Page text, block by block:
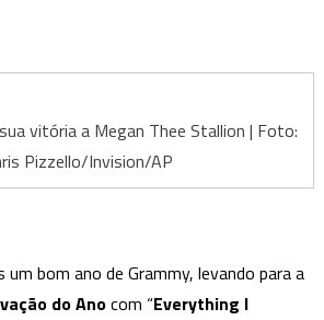
vitória a Megan Thee Stallion | Foto:
Pizzello/Invision/AP
um bom ano de Grammy, levando para a
do Anocom “Everything I